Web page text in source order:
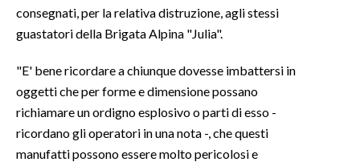
3 MINUTI CON
INSULARITÀ
INFO AZIENDE
ABBONATI
ANNUNCI
consegnati, per la relativa distruzione, agli stessi
guastatori della Brigata Alpina "Julia".
"E' bene ricordare a chiunque dovesse imbattersi in
oggetti che per forme e dimensione possano
richiamare un ordigno esplosivo o parti di esso -
ricordano gli operatori in una nota -, che questi
manufatti possono essere molto pericolosi e